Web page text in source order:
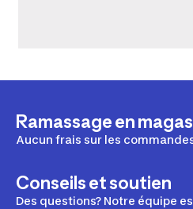
Ramassage en
Aucun frais sur les
Conseils et soutien
Des questions? Notre équipe